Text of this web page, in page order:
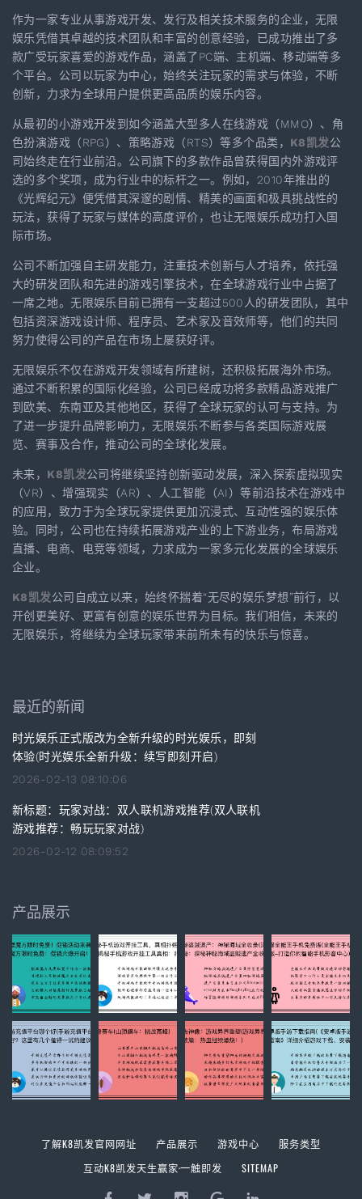
作为一家专业从事游戏开发、发行及相关技术服务的企业，无限
娱乐凭借其卓越的技术团队和丰富的创意经验，已成功推出了多
款广受玩家喜爱的游戏作品，涵盖了PC端、主机端、移动端等多
个平台。公司以玩家为中心，始终关注玩家的需求与体验，不断
创新，力求为全球用户提供更高品质的娱乐内容。
从最初的小游戏开发到如今涵盖大型多人在线游戏（MMO）、角
色扮演游戏（RPG）、策略游戏（RTS）等多个品类， K8凯发公
司始终走在行业前沿。公司旗下的多款作品曾获得国内外游戏评
选的多个奖项，成为行业中的标杆之一。例如，2010年推出的
《光辉纪元》便凭借其深邃的剧情、精美的画面和极具挑战性的
玩法，获得了玩家与媒体的高度评价，也让无限娱乐成功打入国
际市场。
公司不断加强自主研发能力，注重技术创新与人才培养，依托强
大的研发团队和先进的游戏引擎技术，在全球游戏行业中占据了
一席之地。无限娱乐目前已拥有一支超过500人的研发团队，其中
包括资深游戏设计师、程序员、艺术家及音效师等，他们的共同
努力使得公司的产品在市场上屡获好评。
无限娱乐不仅在游戏开发领域有所建树，还积极拓展海外市场。
通过不断积累的国际化经验，公司已经成功将多款精品游戏推广
到欧美、东南亚及其他地区，获得了全球玩家的认可与支持。为
了进一步提升品牌影响力，无限娱乐不断参与各类国际游戏展
览、赛事及合作，推动公司的全球化发展。
未来， K8凯发公司将继续坚持创新驱动发展，深入探索虚拟现实
（VR）、增强现实（AR）、人工智能（AI）等前沿技术在游戏中
的应用，致力于为全球玩家提供更加沉浸式、互动性强的娱乐体
验。同时，公司也在持续拓展游戏产业的上下游业务，布局游戏
直播、电商、电竞等领域，力求成为一家多元化发展的全球娱乐
企业。
K8凯发公司自成立以来，始终怀揣着“无尽的娱乐梦想”前行，以
开创更美好、更富有创意的娱乐世界为目标。我们相信，未来的
无限娱乐，将继续为全球玩家带来前所未有的快乐与惊喜。
最近的新闻
时光娱乐正式版改为全新升级的时光娱乐，即刻
体验(时光娱乐全新升级：续写即刻开启)
2026-02-13 08:10:06
新标题：玩家对战：双人联机游戏推荐(双人联机
游戏推荐：畅玩玩家对战)
2026-02-12 08:09:52
产品展示
了解K8凯发官网网址 产品展示 游戏中心
服务类型
互动K8凯发天生赢家·一触即发
SITEMAP